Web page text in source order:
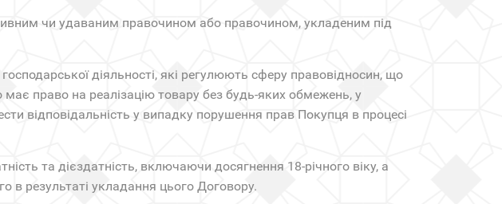
чи удаваним правочином або правочином, укладеним під
діяльності, які регулюють сферу правовідносин, що
право на реалізацію товару без будь-яких обмежень, у
відповідальність у випадку порушення прав Покупця в процесі
та дієздатність, включаючи досягнення 18-річного віку, а
в результаті укладання цього Договору.